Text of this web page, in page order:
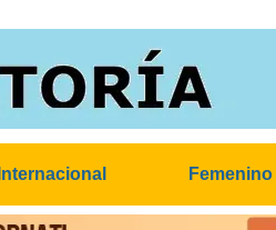
Internacional Femenino